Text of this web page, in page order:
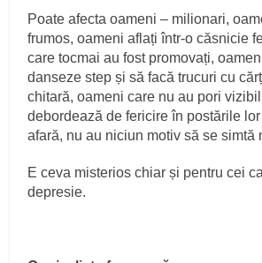
Poate afecta oameni – milionari,
frumos, oameni aflați într-o căsnicie
care tocmai au fost promovați,
danseze step și să facă trucuri cu
chitară, oameni care nu au pori
debordează de fericire în postările
afară, nu au niciun motiv să se simtă
E ceva misterios chiar și pentru cei
depresie.